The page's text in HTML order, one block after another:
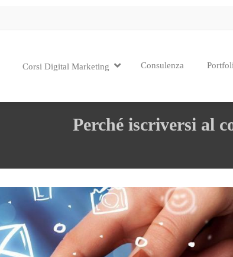
Corsi Digital Marketing Consulenza
Perché iscriversi al